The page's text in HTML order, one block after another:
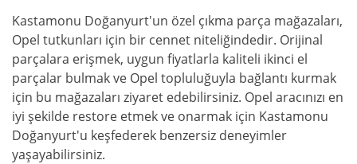
Kastamonu Doğanyurt'un özel çıkma parça mağazaları,
Opel tutkunları için bir cennet niteliğindedir. Orijinal
parçalara erişmek, uygun fiyatlarla kaliteli ikinci el
parçalar bulmak ve Opel topluluğuyla bağlantı kurmak
için bu mağazaları ziyaret edebilirsiniz. Opel aracınızı en
iyi şekilde restore etmek ve onarmak için Kastamonu
Doğanyurt'u keşfederek benzersiz deneyimler
yaşayabilirsiniz.